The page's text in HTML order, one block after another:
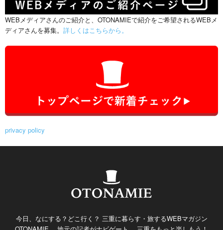
WEBメディアさんのご紹介と、OTONAMIEで紹介をご希望されるWEBメ
ディアさんを募集。 詳しくはこちらから。
privacy policy
今日、なにする？どこ行く？ 三重に暮らす・旅するWEBマガジン